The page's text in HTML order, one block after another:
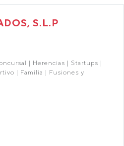
S.L.P
| Herencias | Startups |
| Familia | Fusiones y